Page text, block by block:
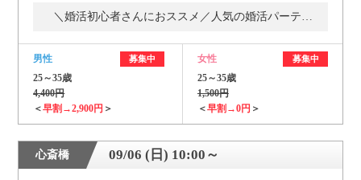
＼婚活初心者さんにおススメ／人気の婚活パーティー・街コン
男性 募集中
25～35歳
4,400円
＜早割→2,900円 ＞
女性 募集中
25～35歳
1,500円
＜早割→0円 ＞
心斎橋 09/06 (日) 10:00～